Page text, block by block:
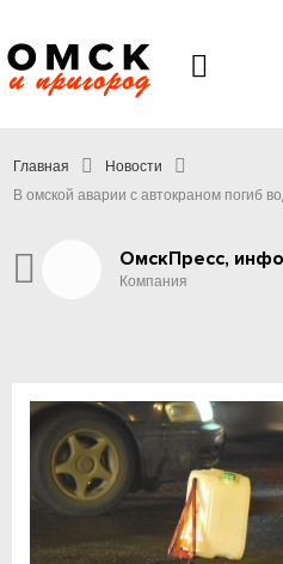
Главная
Новости
В омской аварии с автокраном погиб
ОмскПресс,
Компания